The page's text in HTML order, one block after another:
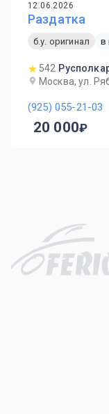
12.06.2026
Раздатка
б.у. оригинал в
542
Москва, ул.
(925) 055-21-03
20 000